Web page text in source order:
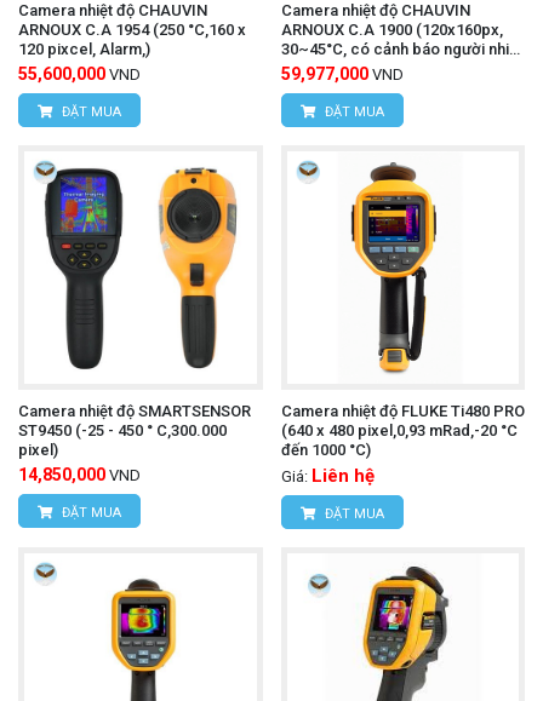
Camera nhiệt độ CHAUVIN
ARNOUX C.A 1954 (250 °C,160 x
120 pixcel, Alarm,)
55,600,000 VND
ĐẶT MUA
Camera nhiệt độ CHAUVIN
ARNOUX C.A 1900 (120x160px,
30~45°C, có cảnh báo người nhiệt
độ cao)
59,977,000 VND
ĐẶT MUA
Camera nhiệt độ SMARTSENSOR
ST9450 (-25 - 450 ° C,300.000
pixel)
14,850,000 VND
ĐẶT MUA
Camera nhiệt độ FLUKE Ti480 PRO
(640 x 480 pixel,0,93 mRad,-20 °C
đến 1000 °C)
Giá: Liên hệ
ĐẶT MUA